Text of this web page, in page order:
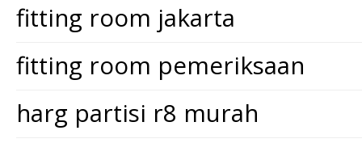
fitting room jakarta
fitting room pemeriksaan
harg partisi r8 murah